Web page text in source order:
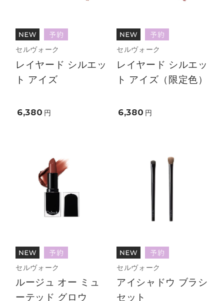
セルヴォーク
レイヤード シルエッ
ト アイズ
6,380 円
セルヴォーク
レイヤード シルエッ
ト アイズ（限定色）
6,380 円
セルヴォーク
ルージュ オー ミュ
ーテッド グロウ
セルヴォーク
アイシャドウ ブラシ
セット